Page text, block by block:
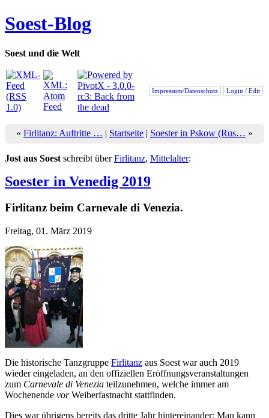
Soest-Blog
Soest und die Welt
Impressum/Datenschutz Login / Edit
« Firlitanz: Auftritte … | Startseite | Soester in Pskow (Rus… »
Jost aus Soest schreibt überFirlitanz, Mittelalter:
Soester in Venedig 2019
Firlitanz beim Carnevale di Venezia.
Freitag, 01. März 2019
Die historische Tanzgruppe Firlitanz aus Soest war auch 2019
wieder eingeladen, an den offiziellen Eröffnungsveranstaltungen
zum Carnevale di Venezia teilzunehmen, welche immer am
Wochenende vorWeiberfastnacht stattfinden.
Dies war übrigens bereits das dritte Jahr hintereinander; Man kann